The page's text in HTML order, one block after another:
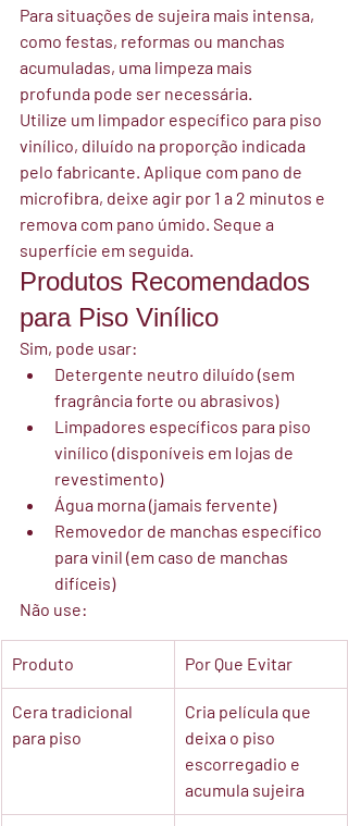
Para situações de sujeira mais intensa,
como festas, reformas ou manchas
acumuladas, uma limpeza mais
profunda pode ser necessária.
Utilize um limpador específico para piso
vinílico, diluído na proporção indicada
pelo fabricante. Aplique com pano de
microfibra, deixe agir por 1 a 2 minutos e
remova com pano úmido. Seque a
superfície em seguida.
Produtos Recomendados
para Piso Vinílico
Sim, pode usar:
Detergente neutro diluído (sem
fragrância forte ou abrasivos)
Limpadores específicos para piso
vinílico (disponíveis em lojas de
revestimento)
Água morna (jamais fervente)
Removedor de manchas específico
para vinil (em caso de manchas
difíceis)
Não use:
Produto Por Que Evitar
Cera tradicional
para piso
Cria película que
deixa o piso
escorregadio e
acumula sujeira